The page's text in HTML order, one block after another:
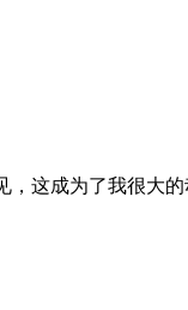
，这成为了我很大